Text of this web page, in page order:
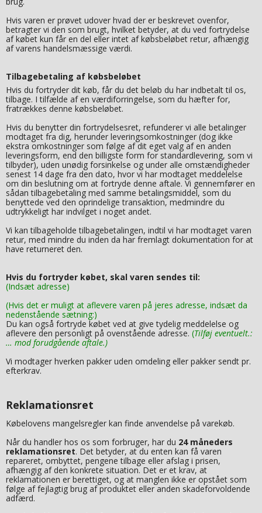
Hvis varen er prøvet udover hvad der er beskrevet ovenfor,
betragter vi den som brugt, hvilket betyder, at du ved fortrydelse
af købet kun får en del eller intet af købsbeløbet retur, afhængig
af varens handelsmæssige værdi.
Tilbagebetaling af købsbeløbet
Hvis du fortryder dit køb, får du det beløb du har indbetalt til os,
tilbage. I tilfælde af en værdiforringelse, som du hæfter for,
fratrækkes denne købsbeløbet.
Hvis du benytter din fortrydelsesret, refunderer vi alle betalinger
modtaget fra dig, herunder leveringsomkostninger (dog ikke
ekstra omkostninger som følge af dit eget valg af en anden
leveringsform, end den billigste form for standardlevering, som vi
tilbyder), uden unødig forsinkelse og under alle omstændigheder
senest 14 dage fra den dato, hvor vi har modtaget meddelelse
om din beslutning om at fortryde denne aftale. Vi gennemfører en
sådan tilbagebetaling med samme betalingsmiddel, som du
benyttede ved den oprindelige transaktion, medmindre du
udtrykkeligt har indvilget i noget andet.
Vi kan tilbageholde tilbagebetalingen, indtil vi har modtaget varen
retur, med mindre du inden da har fremlagt dokumentation for at
have returneret den.
Hvis du fortryder købet, skal varen sendes til:
(Indsæt adresse)
(Hvis det er muligt at aflevere varen på jeres adresse, indsæt da
nedenstående sætning:)
Du kan også fortryde købet ved at give tydelig meddelelse og
aflevere den personligt på ovenstående adresse. (Tilføj eventuelt.:
… mod forudgående aftale.)
Vi modtager hverken pakker uden omdeling eller pakker sendt pr.
efterkrav.
Reklamationsret
Købelovens mangelsregler kan finde anvendelse på varekøb.
Når du handler hos os som forbruger, har du 24 måneders
reklamationsret. Det betyder, at du enten kan få varen
repareret, ombyttet, pengene tilbage eller afslag i prisen,
afhængig af den konkrete situation. Det er et krav, at
reklamationen er berettiget, og at manglen ikke er opstået som
følge af fejlagtig brug af produktet eller anden skadeforvoldende
adfærd.